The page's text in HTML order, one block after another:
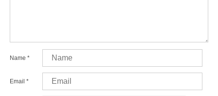
Name *
Email *